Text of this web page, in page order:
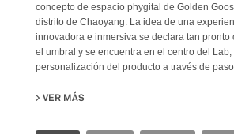
concepto de espacio phygital de Golden
distrito de Chaoyang. La idea de una
innovadora e inmersiva se declara tan pronto
el umbral y se encuentra en el centro del
personalización del producto a través de
VER MÁS